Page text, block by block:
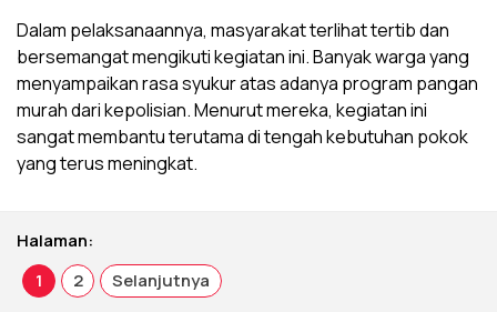
Dalam pelaksanaannya, masyarakat terlihat tertib dan
bersemangat mengikuti kegiatan ini. Banyak warga yang
menyampaikan rasa syukur atas adanya program pangan
murah dari kepolisian. Menurut mereka, kegiatan ini
sangat membantu terutama di tengah kebutuhan pokok
yang terus meningkat.
Halaman:
1
2 Selanjutnya